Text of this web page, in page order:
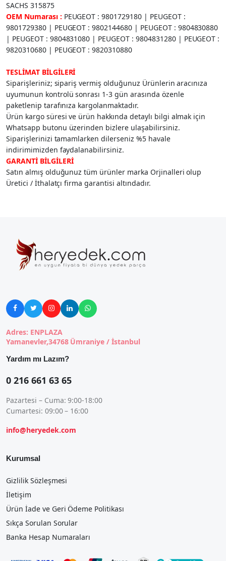
SACHS 315875
OEM Numarası : PEUGEOT : 9801729180 | PEUGEOT :
9801729380 | PEUGEOT : 9802144680 | PEUGEOT : 9804830880
| PEUGEOT : 9804831080 | PEUGEOT : 9804831280 | PEUGEOT :
9820310680 | PEUGEOT : 9820310880
TESLİMAT BİLGİLERİ
Siparişleriniz; sipariş vermiş olduğunuz Ürünlerin aracınıza
uyumunun kontrolü sonrası 1-3 gün arasında özenle
paketlenip tarafınıza kargolanmaktadır.
Ürün kargo süresi ve ürün hakkında detaylı bilgi almak için
Whatsapp butonu üzerinden bizlere ulaşabilirsiniz.
Siparişlerinizi tamamlarken dilerseniz %5 havale
indirimimizden faydalanabilirsiniz.
GARANTİ BİLGİLERİ
Satın almış olduğunuz tüm ürünler marka Orjinalleri olup
Üretici / İthalatçı firma garantisi altındadır.
    
Adres: ENPLAZA
Yamanevler,34768 Ümraniye / İstanbul
Yardım mı Lazım?
0 216 661 63 65
Pazartesi – Cuma: 9:00-18:00
Cumartesi: 09:00 – 16:00
info@heryedek.com
Kurumsal
Gizlilik Sözleşmesi
İletişim
Ürün İade ve Geri Ödeme Politikası
Sıkça Sorulan Sorular
Banka Hesap Numaraları